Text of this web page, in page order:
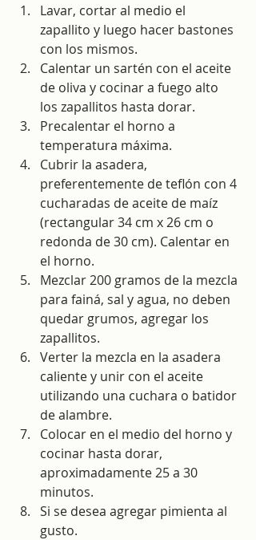
Lavar, cortar al medio el
zapallito y luego hacer bastones
con los mismos.
Calentar un sartén con el aceite
de oliva y cocinar a fuego alto
los zapallitos hasta dorar.
Precalentar el horno a
temperatura máxima.
Cubrir la asadera,
preferentemente de teflón con 4
cucharadas de aceite de maíz
(rectangular 34 cm x 26 cm o
redonda de 30 cm). Calentar en
el horno.
Mezclar 200 gramos de la mezcla
para fainá, sal y agua, no deben
quedar grumos, agregar los
zapallitos.
Verter la mezcla en la asadera
caliente y unir con el aceite
utilizando una cuchara o batidor
de alambre.
Colocar en el medio del horno y
cocinar hasta dorar,
aproximadamente 25 a 30
minutos.
Si se desea agregar pimienta al
gusto.